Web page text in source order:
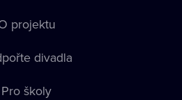
projektu
divadla
Pro školy